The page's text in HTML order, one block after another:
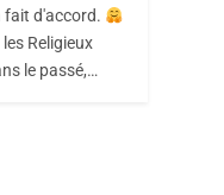
Amandes
fait d'accord.
Religieux
le passé,…